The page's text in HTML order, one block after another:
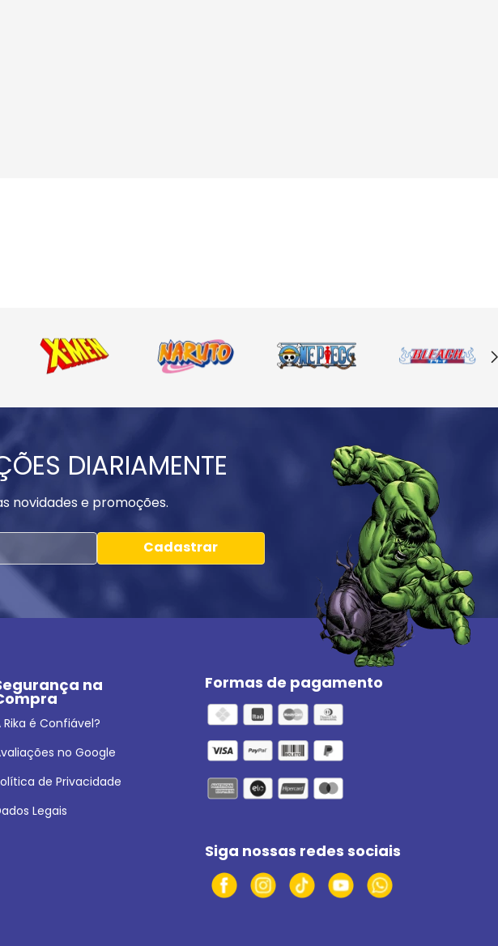
DIARIAMENTE
novidades e promoções.
Cadastrar
na
Rika é Confiável?
no Google
de Privacidade
Legais
Formas de pagamento
Siga nossas redes sociais